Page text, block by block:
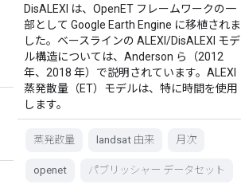
DisALEXI は、OpenET フレームワークの一
部として Google Earth Engine に移植されま
した。ベースラインの ALEXI/DisALEXI モデ
ル構造については、Anderson ら（2012
年、2018 年）で説明されています。ALEXI
蒸発散量（ET）モデルは、特に時間を使用
します。
蒸発散量 landsat 由来 月次
openet パブリッシャー データセット